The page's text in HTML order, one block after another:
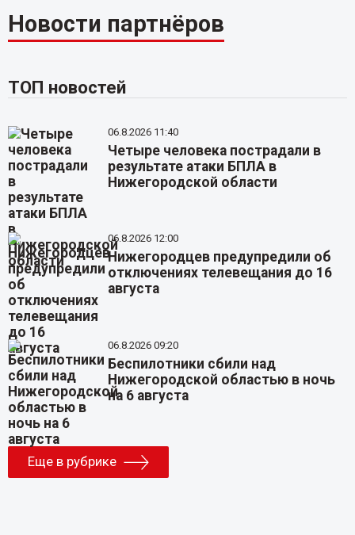
Новости партнёров
ТОП новостей
06.8.2026 11:40
Четыре человека пострадали в
результате атаки БПЛА в
Нижегородской области
06.8.2026 12:00
Нижегородцев предупредили об
отключениях телевещания до 16
августа
06.8.2026 09:20
Беспилотники сбили над
Нижегородской областью в ночь
на 6 августа
Еще в рубрике